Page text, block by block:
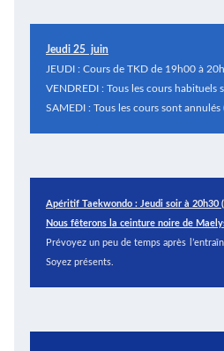
Jeudi 25 juin
JEUDI : Cours de TKD de 19h00 à
VENDREDI : Tous les cours habituels
SAMEDI : Tous les cours sont
Apéritif Taekwondo : Jeudi soir à 20h30
Nous fêterons la ceinture noire de
Prévoyez un peu de temps après
Soyez présents.